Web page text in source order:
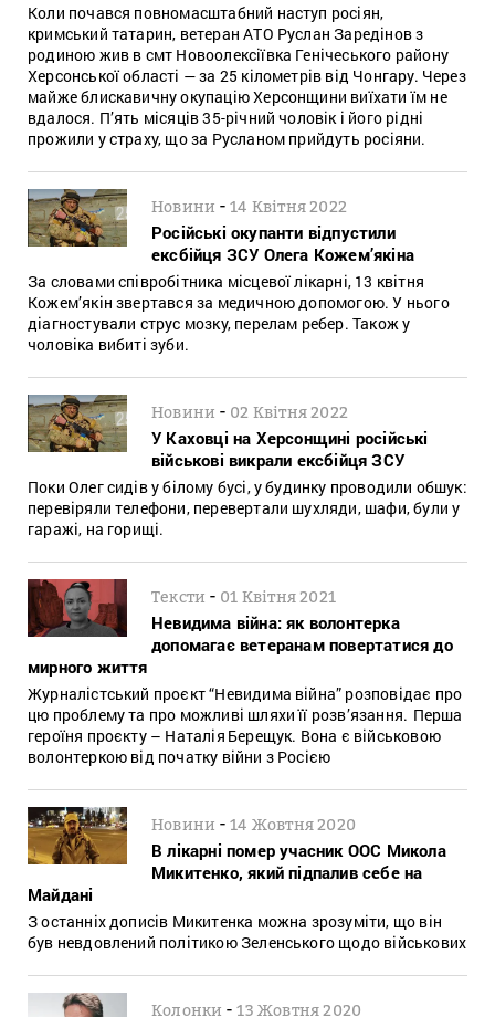
Коли почався повномасштабний наступ росіян,
кримський татарин, ветеран АТО Руслан Заредінов з
родиною жив в смт Новоолексіївка Генічеського району
Херсонської області — за 25 кілометрів від Чонгару. Через
майже блискавичну окупацію Херсонщини виїхати їм не
вдалося. П’ять місяців 35-річний чоловік і його рідні
прожили у страху, що за Русланом прийдуть росіяни.
Новини -14 Квітня 2022
Російські окупанти відпустили
ексбійця ЗСУ Олега Кожем’якіна
За словами співробітника місцевої лікарні, 13 квітня
Кожем’якін звертався за медичною допомогою. У нього
діагностували струс мозку, перелам ребер. Також у
чоловіка вибиті зуби.
Новини - 02 Квітня 2022
У Каховці на Херсонщині російські
військові викрали ексбійця ЗСУ
Поки Олег сидів у білому бусі, у будинку проводили обшук:
перевіряли телефони, перевертали шухляди, шафи, були у
гаражі, на горищі.
Тексти - 01 Квітня 2021
Невидима війна: як волонтерка
допомагає ветеранам повертатися до
мирного життя
Журналістський проєкт “Невидима війна” розповідає про
цю проблему та про можливі шляхи її розв’язання. Перша
героїня проєкту – Наталія Берещук. Вона є військовою
волонтеркою від початку війни з Росією
Новини -14 Жовтня 2020
В лікарні помер учасник ООС Микола
Микитенко, який підпалив себе на
Майдані
З останніх дописів Микитенка можна зрозуміти, що він
був невдовлений політикою Зеленського щодо військових
Колонки -13 Жовтня 2020